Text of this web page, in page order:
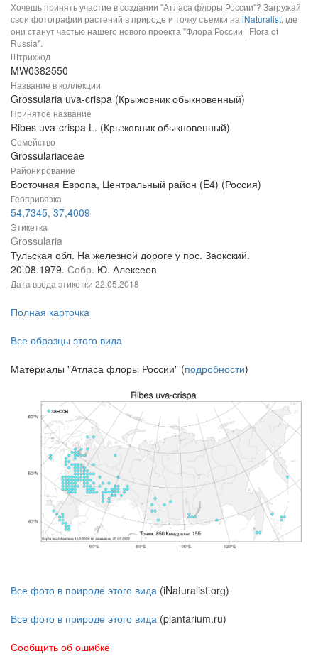
Хочешь принять участие в создании "Атласа флоры России"? Загружай
свои фотографии растений в природе и точку съемки на iNaturalist, где
они станут частью нашего нового проекта "Флора России | Flora of
Russia".
Штрихкод
MW0382550
Название в коллекции
Grossularia uva-crispa (Крыжовник обыкновенный)
Принятое название
Ribes uva-crispa L. (Крыжовник обыкновенный)
Семейство
Grossulariaceae
Районирование
Восточная Европа, Центральный район (E4) (Россия)
Геопривязка
54,7345, 37,4009
Этикетка
Grossularia
Тульская обл. На железной дороге у пос. Заокский.
20.08.1979. Собр. Ю. Алексеев
Дата ввода этикетки 22.05.2018
Полная карточка
Все образцы этого вида
Материалы "Атласа флоры России" (подробности)
Все фото в природе этого вида (iNaturalist.org)
Все фото в природе этого вида (plantarium.ru)
Сообщить об ошибке